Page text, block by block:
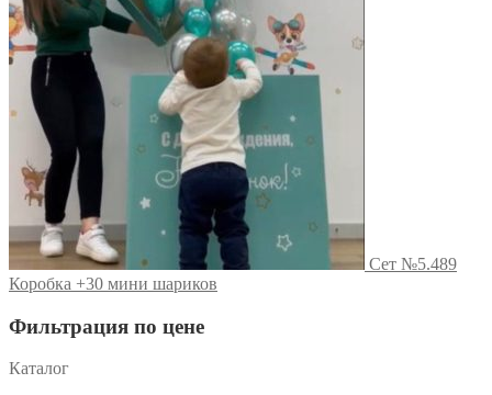
Сет №5.489
Коробка +30 мини шариков
Фильтрация по цене
Каталог